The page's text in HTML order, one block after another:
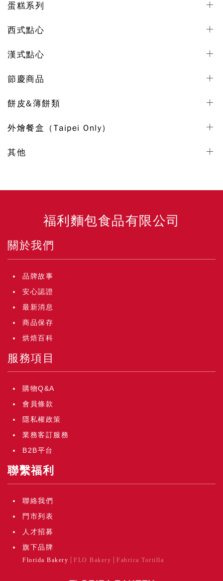
蛋糕系列
西式點心
漢式點心
節慶商品
餅皮&薄餅類
外燴餐盒（Taipei Only）
其他
福利麵包食品有限公司
關於我們
品牌故事
安心認證
最新消息
商品保存
烘焙百科
服務項目
購物Q&A
會員條款
隱私權政策
業務客訂服務
B2B平台
聯繫福利
聯絡我們
門市列表
人才招募
旗下品牌
Florida Bakery FLO Bakery Fabrica Tortilla